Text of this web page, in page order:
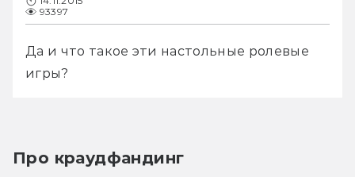
93397
Да и что такое эти настольные ролевые
игры?
Про краудфандинг